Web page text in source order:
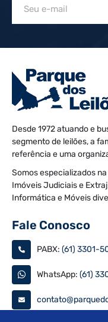
Desde 1972 atuando e
segmento de leilões, a
referência e uma
Somos especializados
Imóveis Judiciais e
Informática e Móveis
Fale Conosco
PABX: (61) 3301-
WhatsApp: (61)